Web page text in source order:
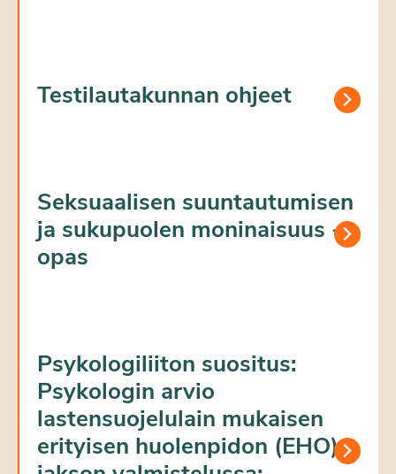
Testilautakunnan ohjeet
Seksuaalisen suuntautumisen
ja sukupuolen moninaisuus -
opas
Psykologiliiton suositus:
Psykologin arvio
lastensuojelulain mukaisen
erityisen huolenpidon (EHO)